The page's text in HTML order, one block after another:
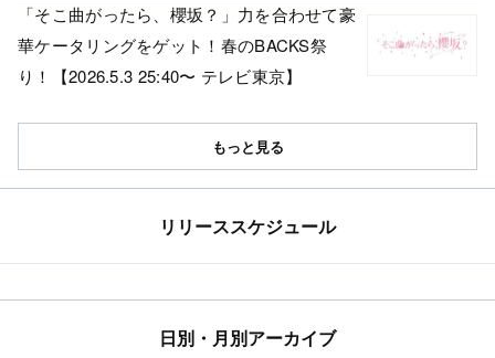
「そこ曲がったら、櫻坂？」力を合わせて豪
華ケータリングをゲット！春のBACKS祭
り！【2026.5.3 25:40〜 テレビ東京】
もっと見る
リリーススケジュール
日別・月別アーカイブ